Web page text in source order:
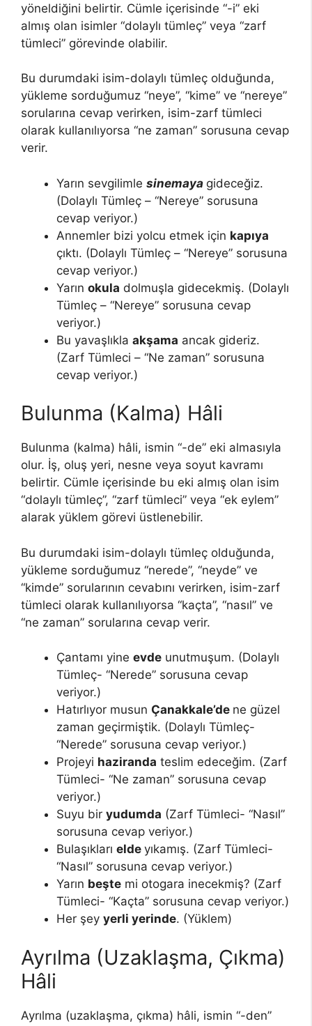
yöneldiğini belirtir. Cümle içerisinde “-i” eki
almış olan isimler “dolaylı tümleç” veya “zarf
tümleci” görevinde olabilir.
Bu durumdaki isim-dolaylı tümleç olduğunda,
yükleme sorduğumuz “neye”, “kime” ve “nereye”
sorularına cevap verirken, isim-zarf tümleci
olarak kullanılıyorsa “ne zaman” sorusuna cevap
verir.
Yarın sevgilimle sinemaya gideceğiz.
(Dolaylı Tümleç – “Nereye” sorusuna
cevap veriyor.)
Annemler bizi yolcu etmek için kapıya
çıktı. (Dolaylı Tümleç – “Nereye” sorusuna
cevap veriyor.)
Yarın okula dolmuşla gidecekmiş. (Dolaylı
Tümleç – “Nereye” sorusuna cevap
veriyor.)
Bu yavaşlıkla akşama ancak gideriz.
(Zarf Tümleci – “Ne zaman” sorusuna
cevap veriyor.)
Bulunma (Kalma) Hâli
Bulunma (kalma) hâli, ismin “-de” eki almasıyla
olur. İş, oluş yeri, nesne veya soyut kavramı
belirtir. Cümle içerisinde bu eki almış olan isim
“dolaylı tümleç”, “zarf tümleci” veya “ek eylem”
alarak yüklem görevi üstlenebilir.
Bu durumdaki isim-dolaylı tümleç olduğunda,
yükleme sorduğumuz “nerede”, “neyde” ve
“kimde” sorularının cevabını verirken, isim-zarf
tümleci olarak kullanılıyorsa “kaçta”, “nasıl” ve
“ne zaman” sorularına cevap verir.
Çantamı yine evde unutmuşum. (Dolaylı
Tümleç- “Nerede” sorusuna cevap
veriyor.)
Hatırlıyor musun Çanakkale’de ne güzel
zaman geçirmiştik. (Dolaylı Tümleç-
“Nerede” sorusuna cevap veriyor.)
Projeyi haziranda teslim edeceğim. (Zarf
Tümleci- “Ne zaman” sorusuna cevap
veriyor.)
Suyu bir yudumda (Zarf Tümleci- “Nasıl”
sorusuna cevap veriyor.)
Bulaşıkları elde yıkamış. (Zarf Tümleci-
“Nasıl” sorusuna cevap veriyor.)
Yarın beşte mi otogara inecekmiş? (Zarf
Tümleci- “Kaçta” sorusuna cevap veriyor.)
Her şey yerli yerinde. (Yüklem)
Ayrılma (Uzaklaşma, Çıkma)
Hâli
Ayrılma (uzaklaşma, çıkma) hâli, ismin “-den”